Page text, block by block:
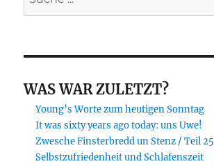
WAS WAR ZULETZT?
Young’s Worte zum heutigen Sonntag
It was sixty years ago today: uns Uwe!
Zwesche Finsterbredd un Stenz / Teil 25
Selbstzufriedenheit und Schlafenszeit